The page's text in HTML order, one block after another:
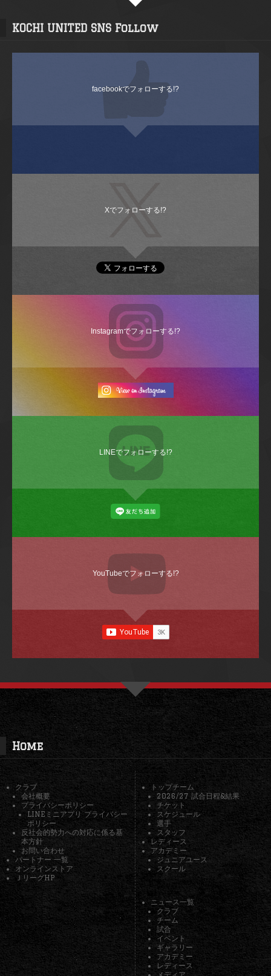
KOCHI UNITED SNS Follow
facebookでフォローする!?
Xでフォローする!?
Instagramでフォローする!?
LINEでフォローする!?
YouTubeでフォローする!?
Home
クラブ
会社概要
プライバシーポリシー
LINEミニアプリ プライバシー
ポリシー
反社会的勢力への対応に係る基
本方針
お問い合わせ
パートナー 一覧
オンラインストア
ＪリーグHP
トップチーム
2026/27 試合日程&結果
チケット
スケジュール
選手
スタッフ
レディース
アカデミー
ジュニアユース
スクール
ニュース一覧
クラブ
チーム
試合
イベント
ギャラリー
アカデミー
レディース
メディア